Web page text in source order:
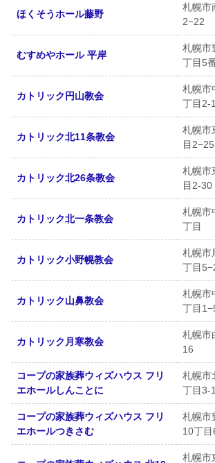
ほくそうホール藤野
札幌市
2−22
むすめやホール 平岸
札幌市
丁目5
カトリック円山教会
札幌市
丁目2-
カトリック北11条教会
札幌市
目2−25
カトリック北26条教会
札幌市
目2-30
カトリック北一条教会
札幌市
丁目
カトリック小野幌教会
札幌市
丁目
カトリック山鼻教会
札幌市
丁目
カトリック月寒教会
札幌市
16
コープの家族葬ウィズハウス フリ
エホールしんことに
札幌市
丁目3-
コープの家族葬ウィズハウス フリ
エホールつきさむ
札幌市
10丁目
札幌市